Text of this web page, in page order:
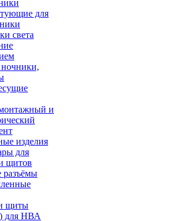
для
света
и
изделия
для
щитов
щиты
для НВА